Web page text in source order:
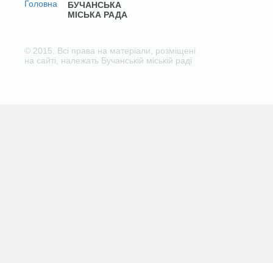
БУЧАНСЬКА
МІСЬКА РАДА
© 2015. Всі права на матеріали, розміщені
на сайті, належать Бучанській міській раді